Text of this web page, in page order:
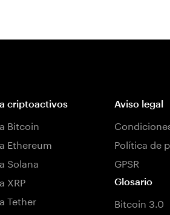
criptoactivos
Bitcoin
Ethereum
Solana
XRP
Tether
Aviso legal
Política de
GPSR
Glosario
Bitcoin 3.0